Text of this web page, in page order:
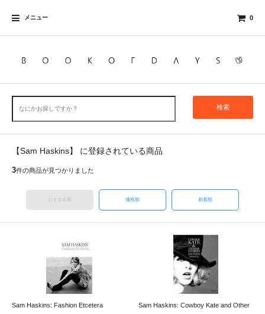
メニュー 0
検索
【Sam Haskins】 に登録されている商品
3件の商品が見つかりました
おすすめ順 価格順 新着順
Sam Haskins: Fashion Etcetera
Sam Haskins: Cowboy Kate and Other